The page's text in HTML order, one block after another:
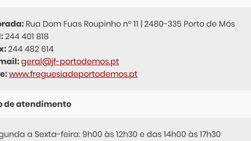
Rua Dom Fuas Roupinho nº 11 | 2480-335 Porto de Mós
244 401 818
244 482 614
geral@jf-portodemos.pt
www.freguesiadeportodemos.pt
de atendimento
a Sexta-feira: 9h00 às 12h30 e das 14h00 às 17h30